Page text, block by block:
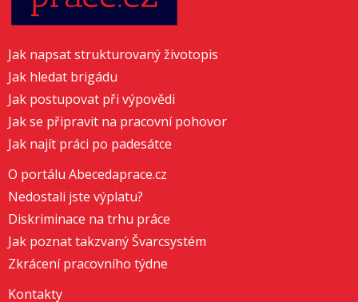
Jak napsat strukturovaný životopis
Jak hledat brigádu
Jak postupovat při výpovědi
Jak se připravit na pracovní pohovor
Jak najít práci po padesátce
O portálu Abecedaprace.cz
Nedostali jste výplatu?
Diskriminace na trhu práce
Jak poznat takzvaný Švarcsystém
Zkrácení pracovního týdne
Kontakty